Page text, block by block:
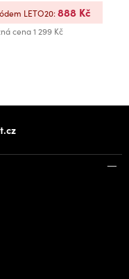
cena1 299 Kč
LETO20:888 Kč